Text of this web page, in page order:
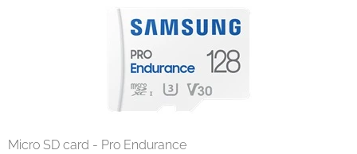
Micro SD card - Pro Endurance